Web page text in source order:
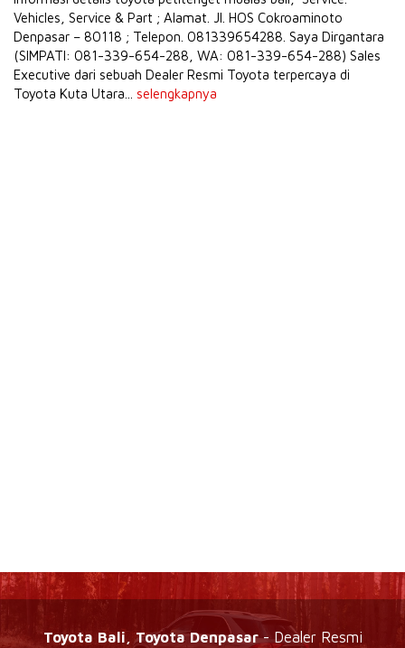
Vehicles, Service & Part ; Alamat. Jl. HOS Cokroaminoto
Denpasar – 80118 ; Telepon. 081339654288. Saya Dirgantara
(SIMPATI: 081-339-654-288, WA: 081-339-654-288) Sales
Executive dari sebuah Dealer Resmi Toyota terpercaya di
Toyota Kuta Utara... selengkapnya
Toyota Bali, Toyota Denpasar- Dealer Resmi